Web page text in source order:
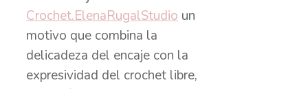
Crochet.ElenaRugalStudio un
motivo que combina la
delicadeza del encaje con la
expresividad del crochet libre,